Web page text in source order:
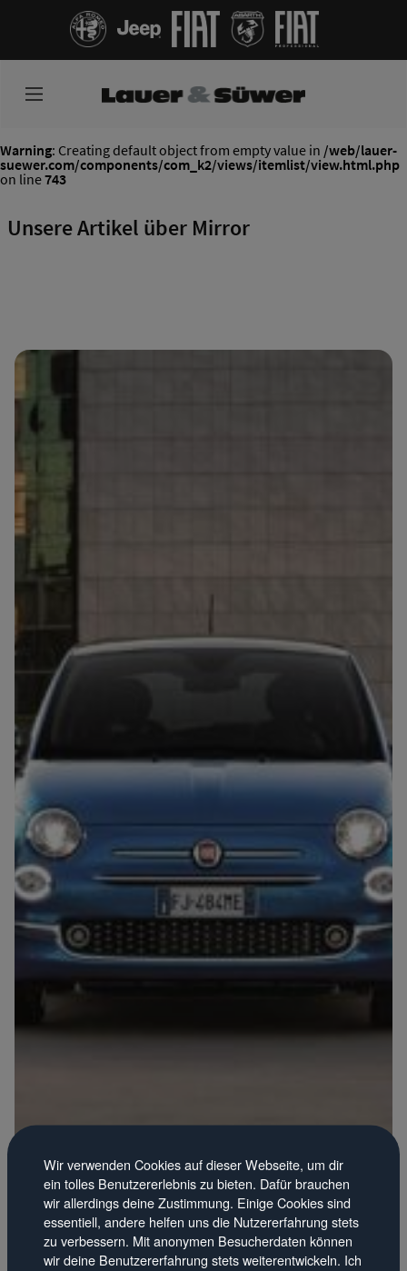
Warning: Creating default object from empty value in /web/lauer-
suewer.com/components/com_k2/views/itemlist/view.html.php
on line743
Unsere Artikel über Mirror
Wir verwenden Cookies auf dieser Webseite, um dir
ein tolles Benutzererlebnis zu bieten. Dafür brauchen
wir allerdings deine Zustimmung. Einige Cookies sind
essentiell, andere helfen uns die Nutzererfahrung stets
zu verbessern. Mit anonymen Besucherdaten können
wir deine Benutzererfahrung stets weiterentwickeln. Ich